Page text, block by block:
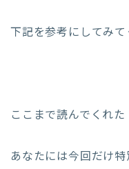
下記を参考にしてみ
ここまで読んでくれた
あなたには今回だけ特